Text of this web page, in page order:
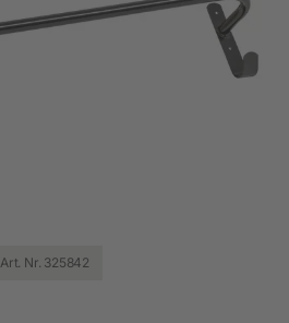
Art. Nr. 325842